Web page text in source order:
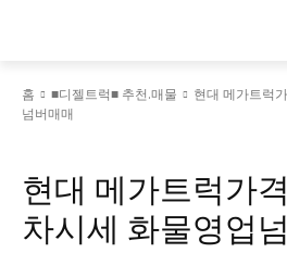
홈 ■디젤트럭■ 추천.매물
현대 메가트럭
넘버매매
현대 메가트럭가
차시세 화물영업